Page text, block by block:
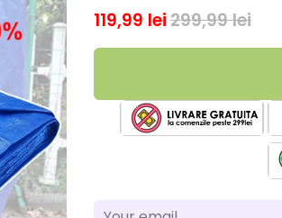
119,99 lei299,99 lei